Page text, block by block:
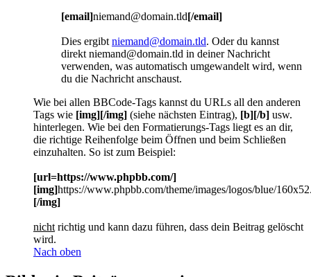
[email]niemand@domain.tld[/email]
Dies ergibtniemand@domain.tld. Oder du kannst
direkt niemand@domain.tld in deiner Nachricht
verwenden, was automatisch umgewandelt wird, wenn
du die Nachricht anschaust.
Wie bei allen BBCode-Tags kannst du URLs all den anderen
Tags wie [img][/img] (siehe nächsten Eintrag), [b][/b] usw.
hinterlegen. Wie bei den Formatierungs-Tags liegt es an dir,
die richtige Reihenfolge beim Öffnen und beim Schließen
einzuhalten. So ist zum Beispiel:
[url=https://www.phpbb.com/]
[img]https://www.phpbb.com/theme/images/logos/blue/
[/img]
nichtrichtig und kann dazu führen, dass dein Beitrag gelöscht
wird.
Nach oben